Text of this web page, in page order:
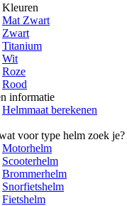
Kleuren
Mat Zwart
Zwart
Titanium
Wit
Roze
Rood
informatie
Helmmaat berekenen
voor type helm zoek je?
Motorhelm
Scooterhelm
Brommerhelm
Snorfietshelm
Fietshelm